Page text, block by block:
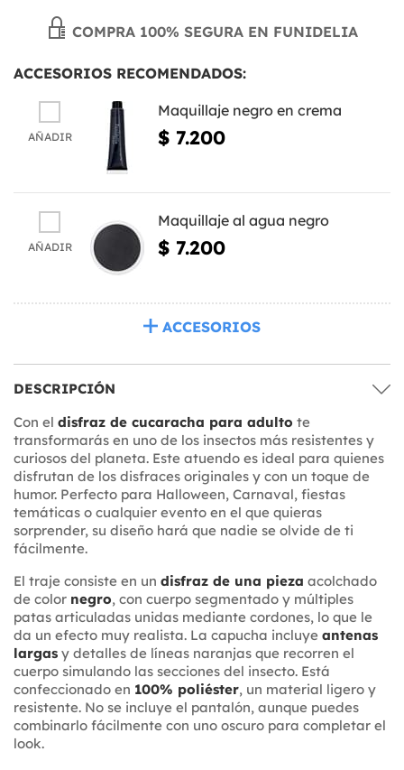
COMPRA 100% SEGURA EN FUNIDELIA
ACCESORIOS RECOMENDADOS:
AÑADIR
Maquillaje negro en crema
$ 7.200
AÑADIR
Maquillaje al agua negro
$ 7.200
ACCESORIOS
DESCRIPCIÓN
Con el disfraz de cucaracha para adulto te
transformarás en uno de los insectos más resistentes y
curiosos del planeta. Este atuendo es ideal para quienes
disfrutan de los disfraces originales y con un toque de
humor. Perfecto para Halloween, Carnaval, fiestas
temáticas o cualquier evento en el que quieras
sorprender, su diseño hará que nadie se olvide de ti
fácilmente.
El traje consiste en un disfraz de una pieza acolchado
de color negro, con cuerpo segmentado y múltiples
patas articuladas unidas mediante cordones, lo que le
da un efecto muy realista. La capucha incluye antenas
largas y detalles de líneas naranjas que recorren el
cuerpo simulando las secciones del insecto. Está
confeccionado en 100% poliéster, un material ligero y
resistente. No se incluye el pantalón, aunque puedes
combinarlo fácilmente con uno oscuro para completar el
look.